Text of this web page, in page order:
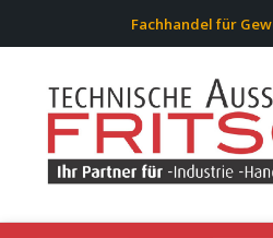
Fachhandel für